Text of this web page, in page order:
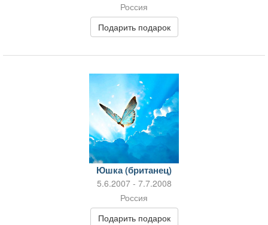
Россия
Подарить подарок
Юшка (британец)
5.6.2007 - 7.7.2008
Россия
Подарить подарок